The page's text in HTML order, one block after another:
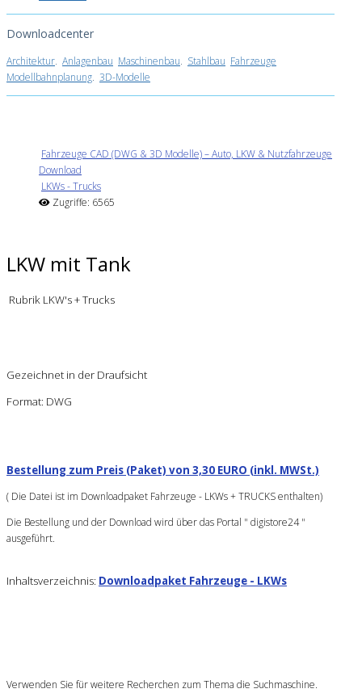
Downloadcenter
Architektur. Anlagenbau Maschinenbau. Stahlbau Fahrzeuge
Modellbahnplanung. 3D-Modelle
Fahrzeuge CAD (DWG & 3D Modelle) – Auto, LKW & Nutzfahrzeuge
Download
LKWs - Trucks
Zugriffe: 6565
LKW mit Tank
Rubrik LKW's + Trucks
Gezeichnet in der Draufsicht
Format: DWG
Bestellung zum Preis (Paket) von 3,30 EURO (inkl. MWSt.)
( Die Datei ist im Downloadpaket Fahrzeuge - LKWs + TRUCKS enthalten)
Die Bestellung und der Download wird über das Portal " digistore24 "
ausgeführt.
Inhaltsverzeichnis: Downloadpaket Fahrzeuge - LKWs
Verwenden Sie für weitere Recherchen zum Thema die Suchmaschine.